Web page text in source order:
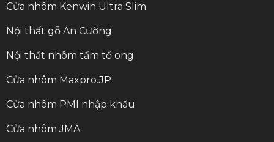
Cửa nhôm Kenwin Ultra Slim
Nội thất gỗ An Cường
Nội thất nhôm tấm tổ ong
Cửa nhôm Maxpro.JP
Cửa nhôm PMI nhập khẩu
Cửa nhôm JMA